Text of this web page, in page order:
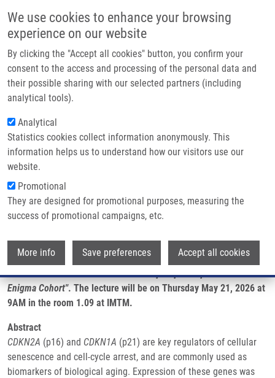
We use cookies to enhance your browsing
experience on our website
By clicking the "Accept all cookies" button, you confirm your
consent to the access and processing of the personal data and
their possible sharing with our selected partners (including
analytical tools).
Analytical
Statistics cookies collect information anonymously. This
information helps us to understand how our visitors use our
website.
Promotional
They are designed for promotional purposes, measuring the
success of promotional campaigns, etc.
More info Save preferences Accept all cookies
Main
Domů
Partner institutions
Technologie a služby
Kontakt
Drobečková navigace
Domů
PhD Club: When Biomarkers Refuse To Behave: P16/p21 Expression In
Enigma Cohort By Tatiana Mečiarová
PhD Club: When Biomarkers Refuse
to Behave: p16/p21 Expression in
Enigma Cohort by Tatiana Mečiarová
Úterý, 19. Květen, 2026
Dear colleagues,
I would like to invite you to the lecture by Tatiana Mečiarová
"When Biomarkers Refuse to Behave: p16/p21 Expression in
Enigma Cohort". The lecture will be on Thursday May 21, 2026 at
9AM in the room 1.09 at IMTM.
Abstract
CDKN2A (p16) and CDKN1A (p21) are key regulators of cellular
senescence and cell-cycle arrest, and are commonly used as
biomarkers of biological aging. Expression of these genes was